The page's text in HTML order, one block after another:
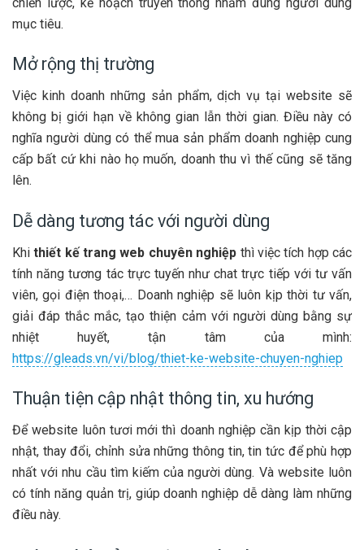
mục tiêu.
Mở rộng thị trường
Việc kinh doanh những sản phẩm, dịch vụ tại website sẽ
không bị giới hạn về không gian lẫn thời gian. Điều này có
nghĩa người dùng có thể mua sản phẩm doanh nghiệp cung
cấp bất cứ khi nào họ muốn, doanh thu vì thế cũng sẽ tăng
lên.
Dễ dàng tương tác với người dùng
Khithiết kế trang web chuyên nghiệp thì việc tích hợp các
tính năng tương tác trực tuyến như chat trực tiếp với tư vấn
viên, gọi điện thoại,… Doanh nghiệp sẽ luôn kịp thời tư vấn,
giải đáp thắc mắc, tạo thiện cảm với người dùng bằng sự
nhiệt huyết, tận tâm của mình:
https://gleads.vn/vi/blog/thiet-ke-website-chuyen-nghiep
Thuận tiện cập nhật thông tin, xu hướng
Để website luôn tươi mới thì doanh nghiệp cần kịp thời cập
nhật, thay đổi, chỉnh sửa những thông tin, tin tức để phù hợp
nhất với nhu cầu tìm kiếm của người dùng. Và website luôn
có tính năng quản trị, giúp doanh nghiệp dễ dàng làm những
điều này.